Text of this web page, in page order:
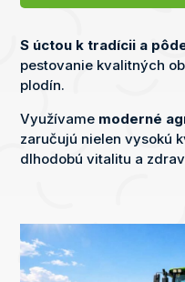
S úctou k tradícii a
pestovanie kvalitných
plodín.
Využívame moderné
zaručujú nielen vysokú
dlhodobú vitalitu a